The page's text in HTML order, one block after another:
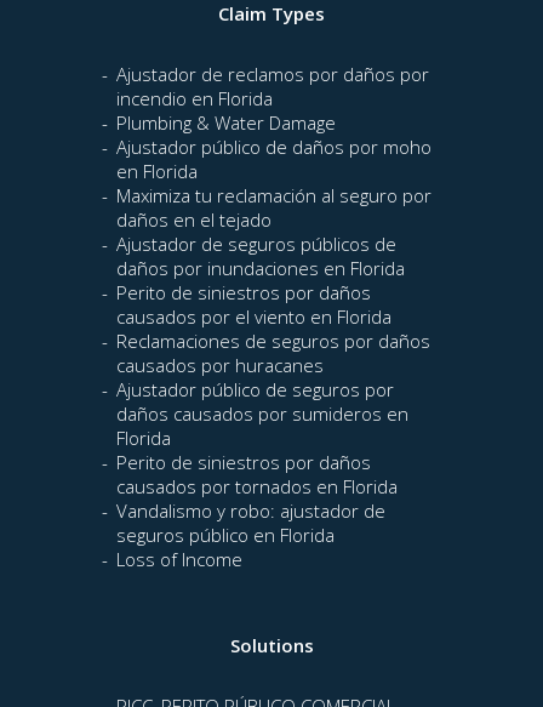
Claim Types
Ajustador de reclamos por daños por
incendio en Florida
Plumbing & Water Damage
Ajustador público de daños por moho
en Florida
Maximiza tu reclamación al seguro por
daños en el tejado
Ajustador de seguros públicos de
daños por inundaciones en Florida
Perito de siniestros por daños
causados por el viento en Florida
Reclamaciones de seguros por daños
causados por huracanes
Ajustador público de seguros por
daños causados por sumideros en
Florida
Perito de siniestros por daños
causados por tornados en Florida
Vandalismo y robo: ajustador de
seguros público en Florida
Loss of Income
Solutions